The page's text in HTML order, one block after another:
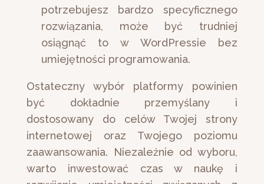
potrzebujesz bardzo specyficznego
rozwiązania, może być trudniej
osiągnąć to w WordPressie bez
umiejętności programowania.
Ostateczny wybór platformy powinien
być dokładnie przemyślany i
dostosowany do celów Twojej strony
internetowej oraz Twojego poziomu
zaawansowania. Niezależnie od wyboru,
warto inwestować czas w naukę i